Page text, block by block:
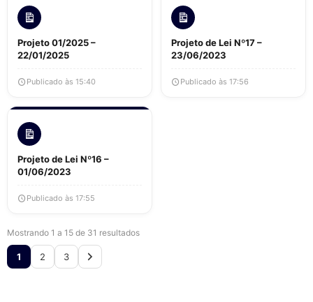
Projeto 01/2025 –
22/01/2025
Publicado às 15:40
Projeto de Lei Nº17 –
23/06/2023
Publicado às 17:56
Projeto de Lei Nº16 –
01/06/2023
Publicado às 17:55
Mostrando 1 a 15 de 31 resultados
1 2 3